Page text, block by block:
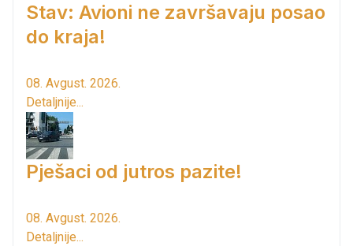
Stav: Avioni ne završavaju posao
do kraja!
08. Avgust. 2026.
Detaljnije...
Pješaci od jutros pazite!
08. Avgust. 2026.
Detaljnije...